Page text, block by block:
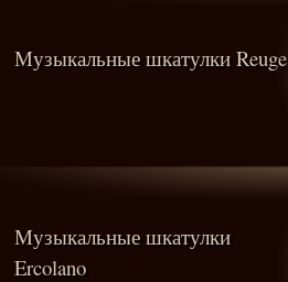
Музыкальные шкатулки Reuge
Музыкальные шкатулки
Ercolano